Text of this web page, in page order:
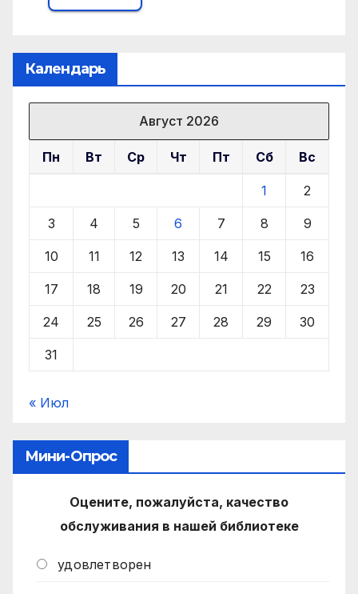
Календарь
Август 2026
Пн Вт Ср Чт Пт Сб Вс
1 2
3 4 5 6 7 8 9
10 11 12 13 14 15 16
17 18 19 20 21 22 23
24 25 26 27 28 29 30
31
« Июл
Мини-Опрос
Оцените, пожалуйста, качество
обслуживания в нашей библиотеке
удовлетворен